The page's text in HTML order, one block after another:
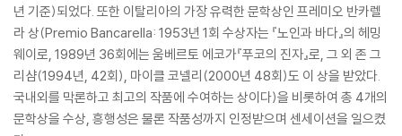
년 기준)되었다. 또한 이탈리아의 가장 유력한 문학상인 프레미오 반카렐
라 상(Premio Bancarella: 1953년 1회 수상자는 『노인과 바다』의 헤밍
웨이로, 1989년 36회에는 움베르토 에코가『푸코의 진자』로, 그 외 존 그
리샴(1994년, 42회), 마이클 코넬리(2000년 48회)도 이 상을 받았다.
국내외를 막론하고 최고의 작품에 수여하는 상이다)을 비롯하여 총 4개의
문학상을 수상, 흥행성은 물론 작품성까지 인정받으며 센세이션을 일으켰